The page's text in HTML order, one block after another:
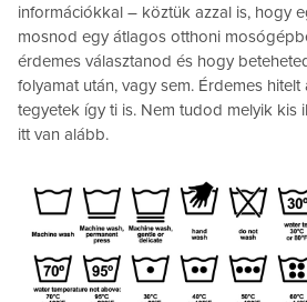
információkkal – köztük azzal is, hogy
mosnod egy átlagos otthoni
érdemes választanod és hogy
folyamat után, vagy sem. Érdemes
tegyetek így ti is. Nem tudod melyik kis
itt van alább.